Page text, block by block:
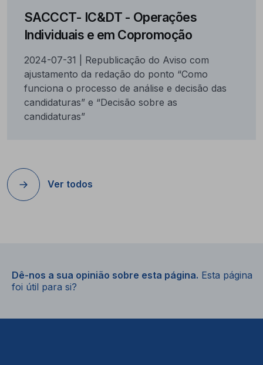
SACCCT- IC&DT - Operações
Individuais e em Copromoção
2024-07-31 | Republicação do Aviso com
ajustamento da redação do ponto “Como
funciona o processo de análise e decisão das
candidaturas” e “Decisão sobre as
candidaturas”
Ver todos
Dê-nos a sua opinião sobre esta página. Esta página
foi útil para si?